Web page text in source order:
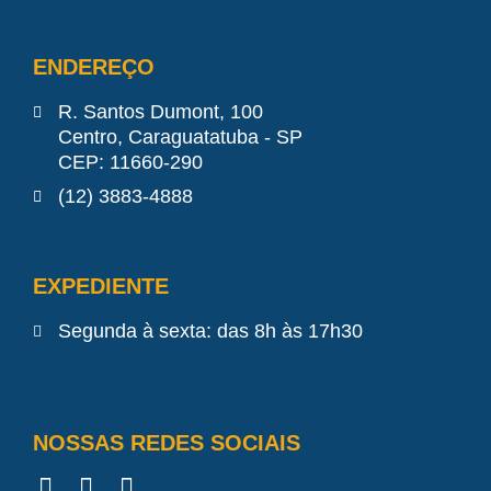
ENDEREÇO
R. Santos Dumont, 100
Centro, Caraguatatuba - SP
CEP: 11660-290
(12) 3883-4888
EXPEDIENTE
Segunda à sexta: das 8h às 17h30
NOSSAS REDES SOCIAIS